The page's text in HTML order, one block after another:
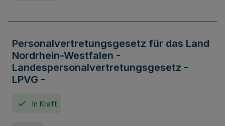
Personalvertretungsgesetz für das Land
Nordrhein-Westfalen -
Landespersonalvertretungsgesetz -
LPVG -
In Kraft